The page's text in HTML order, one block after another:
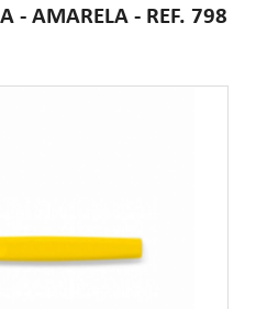
- AMARELA - REF. 798